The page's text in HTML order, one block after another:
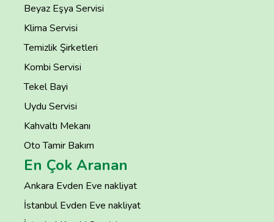
Beyaz Eşya Servisi
Klima Servisi
Temizlik Şirketleri
Kombi Servisi
Tekel Bayi
Uydu Servisi
Kahvaltı Mekanı
Oto Tamir Bakım
En Çok Aranan
Ankara Evden Eve nakliyat
İstanbul Evden Eve nakliyat